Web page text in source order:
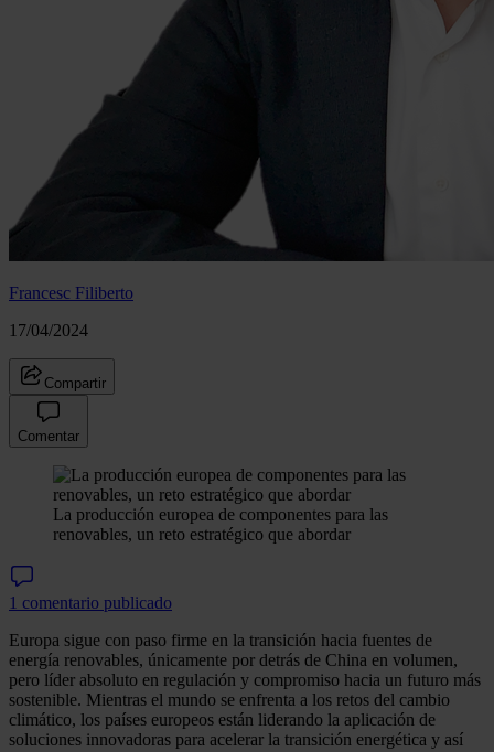
Francesc Filiberto
17/04/2024
Compartir
Comentar
La producción europea de componentes para las
renovables, un reto estratégico que abordar
1 comentario publicado
Europa sigue con paso firme en la transición hacia fuentes de
energía renovables, únicamente por detrás de China en volumen,
pero líder absoluto en regulación y compromiso hacia un futuro más
sostenible. Mientras el mundo se enfrenta a los retos del cambio
climático, los países europeos están liderando la aplicación de
soluciones innovadoras para acelerar la transición energética y así